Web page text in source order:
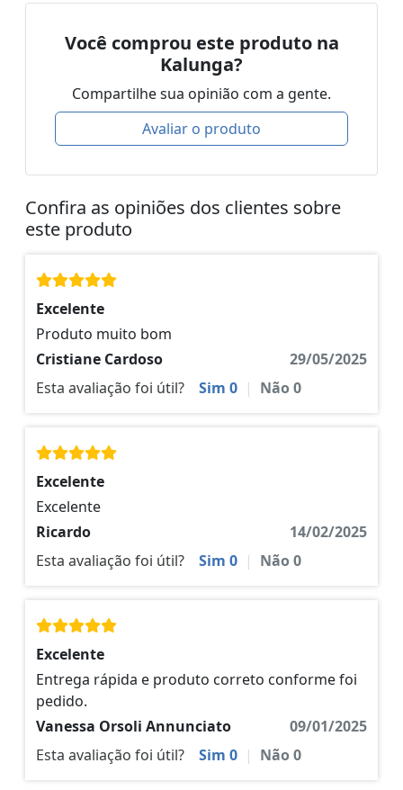
Você comprou este produto na
Kalunga?
Compartilhe sua opinião com a gente.
Avaliar o produto
Confira as opiniões dos clientes sobre
este produto
Excelente
Produto muito bom
Cristiane Cardoso
29/05/2025
Esta avaliação foi útil?
Sim 0 | Não0
Excelente
Excelente
Ricardo
14/02/2025
Esta avaliação foi útil?
Sim 0 | Não0
Excelente
Entrega rápida e produto correto conforme foi
pedido.
Vanessa Orsoli Annunciato
09/01/2025
Esta avaliação foi útil?
Sim 0 | Não0